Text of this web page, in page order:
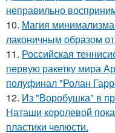
неправильно
10. Магия
лаконичным образом
11. Российская
первую ракетку мира
полуфинал "Ролан
12. Из "Воробушка" в
Наташи королевой
пластики челюсти.